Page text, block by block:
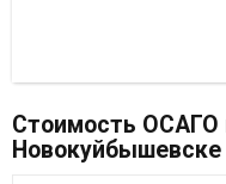
Стоимость ОСАГО
Новокуйбышевске